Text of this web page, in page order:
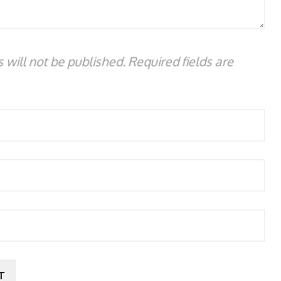
will not be published. Required fields are